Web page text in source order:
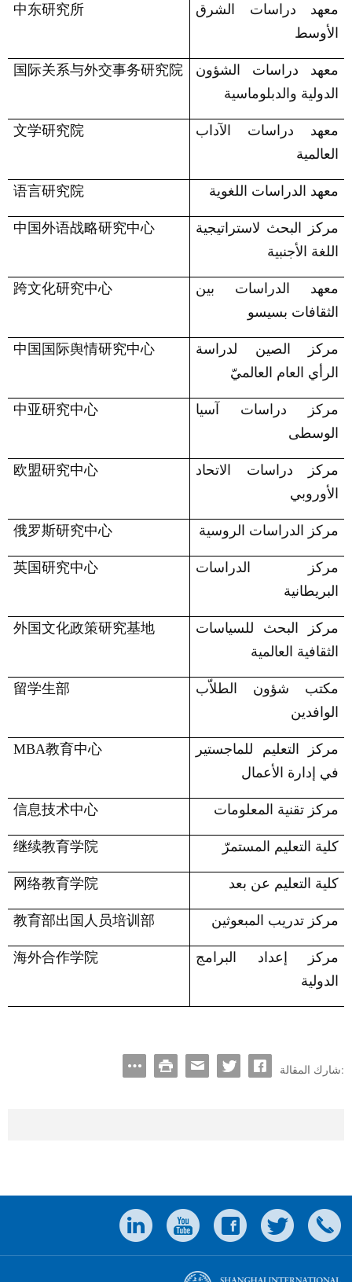
中东研究所
معهد دراسات الشرق
الأوسط
国际关系与外交事务研究院
معهد دراسات الشؤون
الدولية والدبلوماسية
文学研究院
معهد دراسات الآداب
العالمية
语言研究院 معهد الدراسات اللغوية
中国外语战略研究中心
مركز البحث لاستراتيجية
اللغة الأجنبية
跨文化研究中心
معهد الدراسات بين
الثقافات بسيسو
中国国际舆情研究中心 مركز الصين لدراسة
الرأي العام العالميّ
中亚研究中心
مركز دراسات آسيا
الوسطى
欧盟研究中心
مركز دراسات الاتحاد
الأوروبي
俄罗斯研究中心 مركز الدراسات الروسية
英国研究中心
مركز الدراسات
البريطانية
外国文化政策研究基地
مركز البحث للسياسات
الثقافية العالمية
留学生部
مكتب شؤون الطلاّب
الوافدين
MBA教育中心
مركز التعليم للماجستير
في إدارة الأعمال
信息技术中心 مركز تقنية المعلومات
继续教育学院 كلية التعليم المستمرّ
网络教育学院 كلية التعليم عن بعد
教育部出国人员培训部 مركز تدريب المبعوثين
海外合作学院
مركز إعداد البرامج
الدولية
شارك المقالة: